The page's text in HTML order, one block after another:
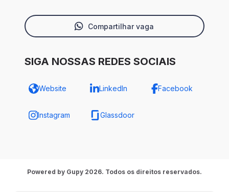
Compartilhar vaga
SIGA NOSSAS REDES SOCIAIS
Website LinkedIn Facebook
Instagram Glassdoor
Powered by Gupy 2026. Todos os direitos reservados.